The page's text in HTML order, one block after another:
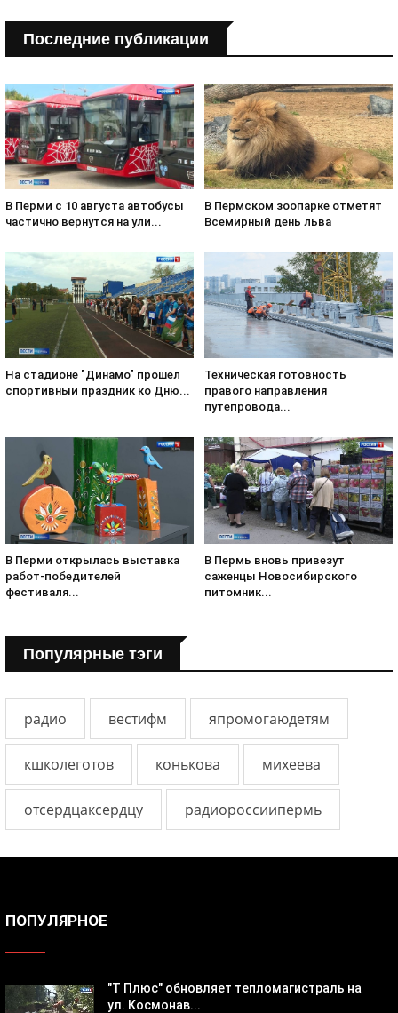
Последние публикации
В Перми с 10 августа автобусы
частично вернутся на ули...
В Пермском зоопарке отметят
Всемирный день льва
На стадионе "Динамо" прошел
спортивный праздник ко Дню...
Техническая готовность
правого направления
путепровода...
В Перми открылась выставка
работ-победителей
фестиваля...
В Пермь вновь привезут
саженцы Новосибирского
питомник...
Популярные тэги
радио вестифм япромогаюдетям
кшколеготов конькова михеева
отсердцаксердцу радиороссиипермь
ПОПУЛЯРНОЕ
"Т Плюс" обновляет тепломагистраль на
ул. Космонав...